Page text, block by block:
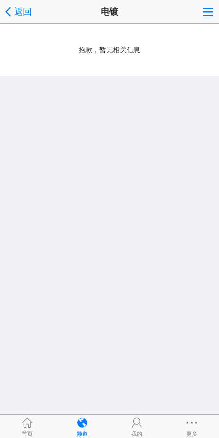
返回 电镀
抱歉，暂无相关信息
首页 频道 我的 更多